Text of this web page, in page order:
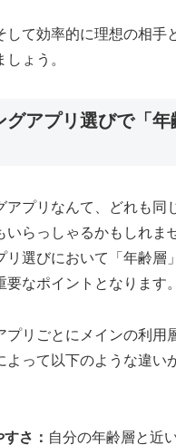
して効率的に理想の相手
ょう。
グアプリ選びで「
アプリなんて、どれも同
いらっしゃるかもしれま
リ選びにおいて「年齢層
要なポイントとなります。
プリごとにメインの利用
よって以下のような違い
さ： 自分の年齢層と近